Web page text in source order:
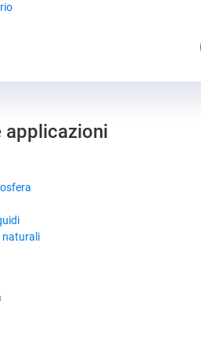
applicazioni
naturali